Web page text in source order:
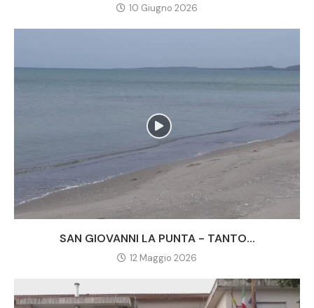
10 Giugno 2026
SAN GIOVANNI LA PUNTA - TANTO...
12 Maggio 2026